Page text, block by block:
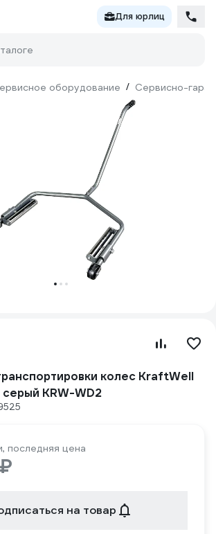
Для юрлиц
оборудование / Сервисно-
колес KraftWell
серый KRW-WD2
последняя цена
на товар